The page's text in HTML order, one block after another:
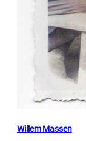
Willem Massen